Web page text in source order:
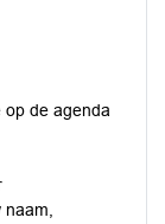
op de agenda